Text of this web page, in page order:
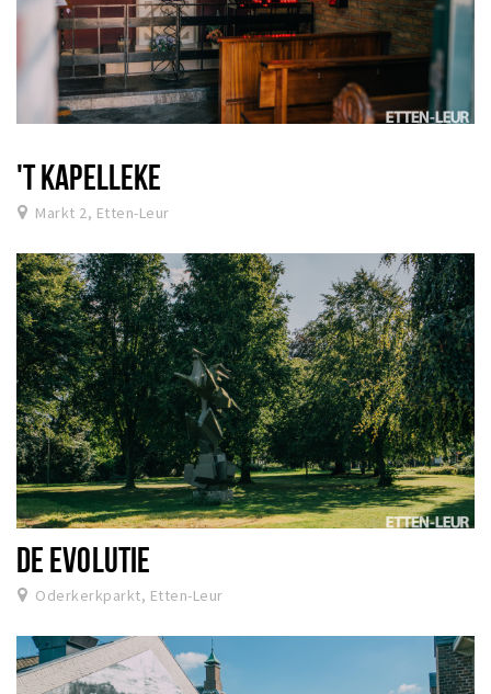
'T KAPELLEKE
Markt 2, Etten-Leur
DE EVOLUTIE
Oderkerkparkt, Etten-Leur